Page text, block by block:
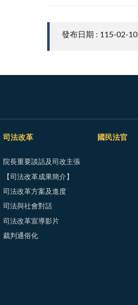
發布日期 : 115-02-10
司法改革
院長重要談話及司改主張
【司法改革成果簡介】
司法改革方案及進度
司法與社會對話
司法改革宣導影片
裁判通俗化
國民法官